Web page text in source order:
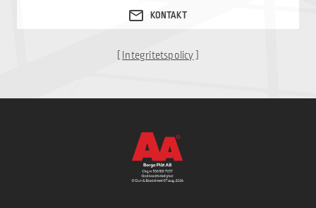
[Integritetspolicy]